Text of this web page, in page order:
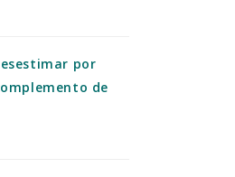
por
de